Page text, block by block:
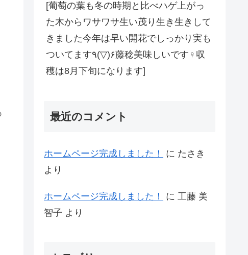
[葡萄の葉も冬の時期と比べハゲ上がっ
た木からワサワサ生い茂り生き生きして
きました今年は早い開花でしっかり実も
ついてます٩(▽)۶藤稔美味しいです‍♀️収
穫は8月下旬になります]
最近のコメント
ホームページ完成しました！ に たさき
より
ホームページ完成しました！ に 工藤 美
智子 より